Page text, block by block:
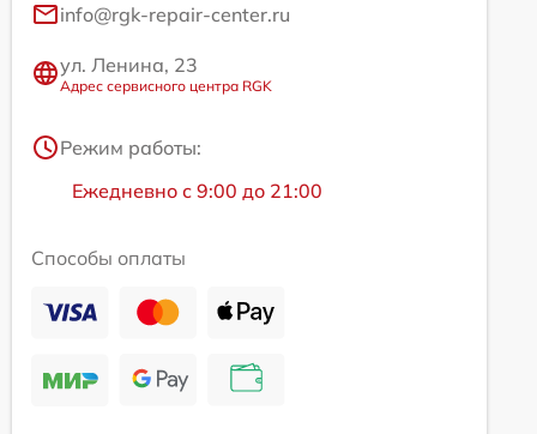
info@rgk-repair-center.ru
ул. Ленина, 23
Адрес сервисного центра RGK
Режим работы:
Ежедневно с 9:00 до 21:00
Способы оплаты